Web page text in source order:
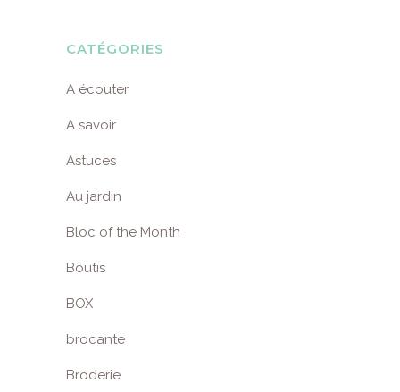
CATÉGORIES
A écouter
A savoir
Astuces
Au jardin
Bloc of the Month
Boutis
BOX
brocante
Broderie